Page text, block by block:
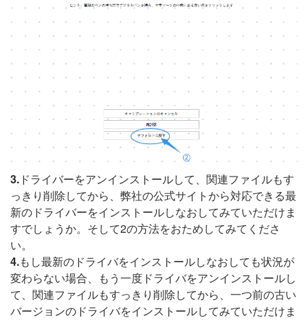
3. ドライバーをアンインストールして、関連ファイルもす
っきり削除してから、弊社の公式サイトから対応できる最
新のドライバーをインストールしなおしてみていただけま
すでしょうか。そして2の方法をおためしてみてくださ
い。
4.もし最新のドライバをインストールしなおしても状況が
変わらない場合、もう一度ドライバをアンインストールし
て、関連ファイルもすっきり削除してから、一つ前の古い
バージョンのドライバをインストールしてみていただけま